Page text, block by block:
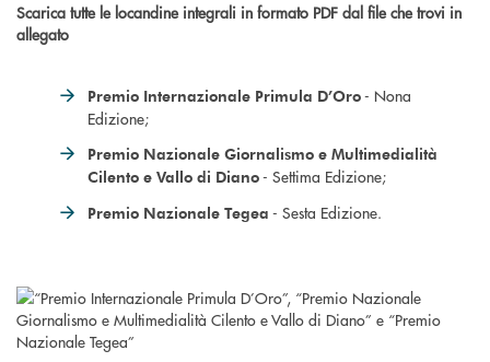
Scarica tutte le locandine integrali in formato PDF dal file che trovi in
allegato
Premio Internazionale Primula D’Oro- Nona
Edizione;
Premio Nazionale Giornalismo e Multimedialità
Cilento e Vallo di Diano- Settima Edizione;
Premio Nazionale Tegea - Sesta Edizione.